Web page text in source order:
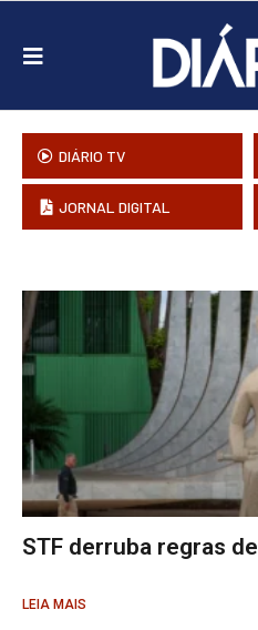
DIÁRIO TV
JORNAL DIGITAL
STF derruba regras
LEIA MAIS